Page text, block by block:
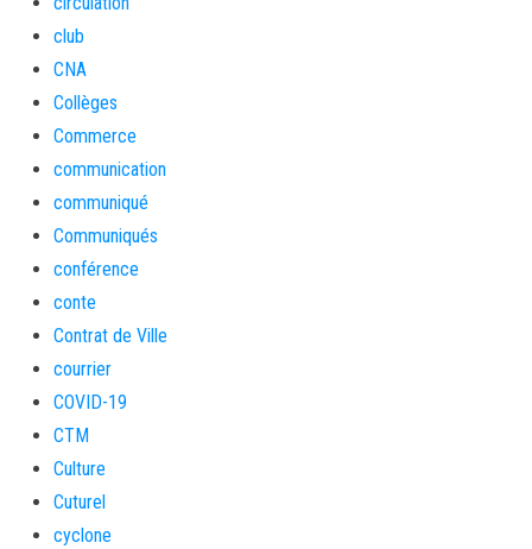
club
CNA
Collèges
Commerce
communication
communiqué
Communiqués
conférence
conte
Contrat de Ville
courrier
COVID-19
CTM
Culture
Cuturel
cyclone